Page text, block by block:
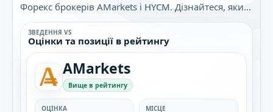
Форекс брокерів AMarkets і HYCM. Дізнайтеся, який
брокер найкраще підходить саме вам.
ЗВЕДЕННЯ VS
Оцінки та позиції в рейтингу
AMarkets
Вище в рейтингу
ОЦІНКА МІСЦЕ